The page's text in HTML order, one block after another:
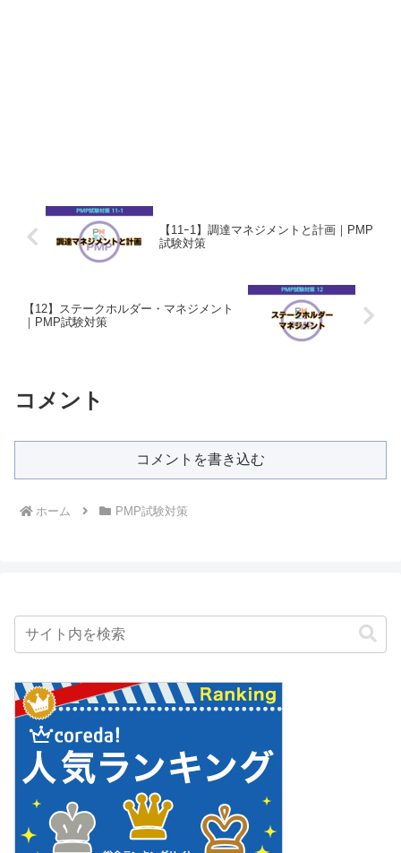
【11ｰ1】調達マネジメントと計画｜PMP
試験対策
【12】ステークホルダー・マネジメント
｜PMP試験対策
コメント
コメントを書き込む
ホーム PMP試験対策